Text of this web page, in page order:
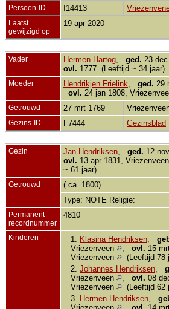
Persoon-ID I14413
Laatst
gewijzigd op
19 apr 2020
Vader Hermen Hartog ged. 23
ovl. 1777 (Leeftijd ~ 34 jaar)
Moeder Hendrikjen Frielink ged. 29
ovl. 24 jan 1808,
Getrouwd 27 mrt 1769
Gezins-ID F7444 Gezinsblad
Gezin Jan Hendriksen ged. 12
ovl. 13 apr 1831,
~ 61 jaar)
Getrouwd
( ca. 1800)
Type: NOTE Religie:
Permanent
recordnummer
4810
Kinderen 1. Klasina Hendriksen
Vriezenveen
ovl. 15
Vriezenveen
(Leeftijd 78
2. Johannes Hendriksen
Vriezenveen
ovl. 08
Vriezenveen
(Leeftijd 62
3.
Hermen Hendriksen